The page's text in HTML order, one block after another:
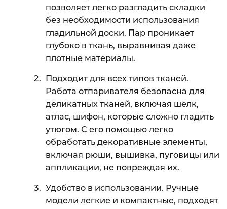
позволяет легко разгладить складки
без необходимости использования
гладильной доски. Пар проникает
глубоко в ткань, выравнивая даже
плотные материалы.
Подходит для всех типов тканей.
Работа отпаривателя безопасна для
деликатных тканей, включая шелк,
атлас, шифон, которые сложно гладить
утюгом. С его помощью легко
обработать декоративные элементы,
включая рюши, вышивка, пуговицы или
аппликации, не повреждая их.
Удобство в использовании. Ручные
модели легкие и компактные, подходят